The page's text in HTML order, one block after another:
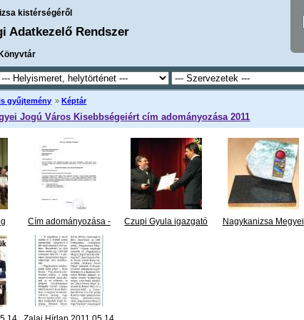
kistérségéről
Adatkezelő Rendszer
gyűjtemény » Képtár
Jogú Város Kisebbségeiért cím adományozása 2011
a
sor
Cím adományozása -
Nagykanizsa Megyei
Jogú Város
Kisebbségeiért.jpg
NAGYKANIZSA
MEGYEI JOGÚ VÁROS
POLGÁRMESTERE
390-19/2011....
Czupi Gyula igazgató
Nagykanizsa Megyei